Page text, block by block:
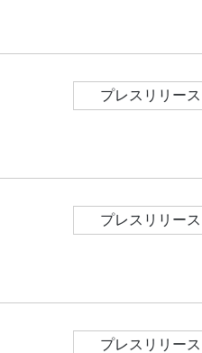
プレスリリース
プレスリリース
プレスリリース